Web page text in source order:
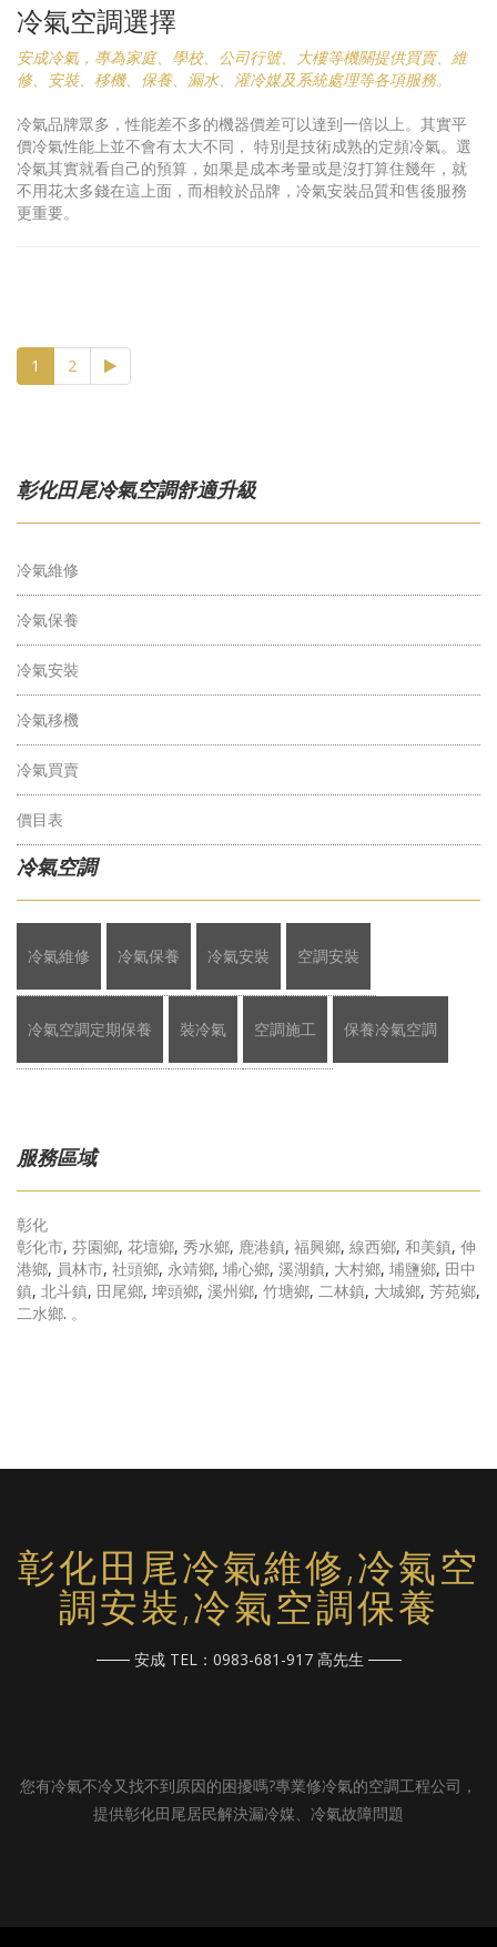
冷氣空調選擇
安成冷氣，專為家庭、學校、公司行號、大樓等機關提供買賣、維
修、安裝、移機、保養、漏水、灌冷媒及系統處理等各項服務。
冷氣品牌眾多，性能差不多的機器價差可以達到一倍以上。其實平
價冷氣性能上並不會有太大不同， 特別是技術成熟的定頻冷氣。選
冷氣其實就看自己的預算，如果是成本考量或是沒打算住幾年，就
不用花太多錢在這上面，而相較於品牌，冷氣安裝品質和售後服務
更重要。
1 (current)
2
彰化田尾冷氣空調舒適升級
冷氣維修
冷氣保養
冷氣安裝
冷氣移機
冷氣買賣
價目表
冷氣空調
冷氣維修 冷氣保養 冷氣安裝 空調安裝
冷氣空調定期保養 裝冷氣 空調施工 保養冷氣空調
服務區域
彰化
彰化市, 芬園鄉, 花壇鄉, 秀水鄉, 鹿港鎮, 福興鄉, 線西鄉, 和美鎮, 伸
港鄉, 員林市, 社頭鄉, 永靖鄉, 埔心鄉, 溪湖鎮, 大村鄉, 埔鹽鄉, 田中
鎮, 北斗鎮, 田尾鄉, 埤頭鄉, 溪州鄉, 竹塘鄉, 二林鎮, 大城鄉, 芳苑鄉,
二水鄉. 。
彰化田尾冷氣維修,冷氣空
調安裝,冷氣空調保養
安成 TEL：0983-681-917 高先生
您有冷氣不冷又找不到原因的困擾嗎?專業修冷氣的空調工程公司，
提供彰化田尾居民解決漏冷媒、冷氣故障問題